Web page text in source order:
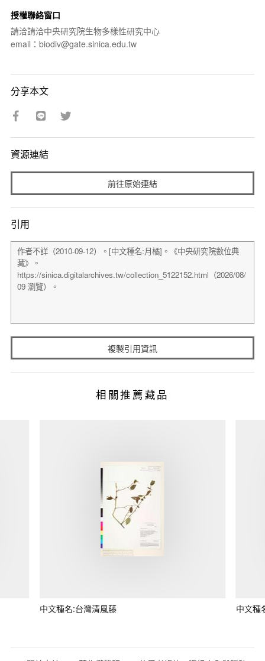
授權聯絡窗口
請洽請洽中央研究院生物多樣性研究中心
email：biodiv@gate.sinica.edu.tw
分享本文
資源連結
前往原始連結
引用
複製引用資訊
相關推薦藏品
中文種名:台灣清風藤 中文種